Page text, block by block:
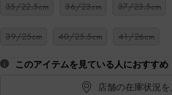
35/22.5cm 36/23cm 37/23.5cm
39/25cm 40/25.5cm 41/26cm
このアイテムを見ている人におすすめ
店舗の在庫状況を